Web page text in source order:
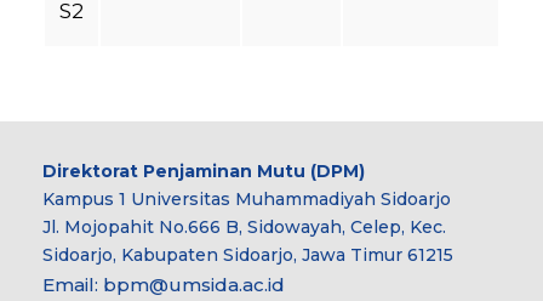
S2
Direktorat Penjaminan Mutu (DPM)
Kampus 1 Universitas Muhammadiyah Sidoarjo
Jl. Mojopahit No.666 B, Sidowayah, Celep, Kec.
Sidoarjo, Kabupaten Sidoarjo, Jawa Timur 61215
Email: bpm@umsida.ac.id